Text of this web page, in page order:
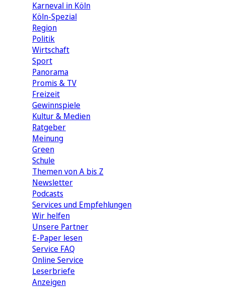
Karneval in Köln
Köln-Spezial
Region
Politik
Wirtschaft
Sport
Panorama
Promis & TV
Freizeit
Gewinnspiele
Kultur & Medien
Ratgeber
Meinung
Green
Schule
Themen von A bis Z
Newsletter
Podcasts
Services und Empfehlungen
Wir helfen
Unsere Partner
E-Paper lesen
Service FAQ
Online Service
Leserbriefe
Anzeigen